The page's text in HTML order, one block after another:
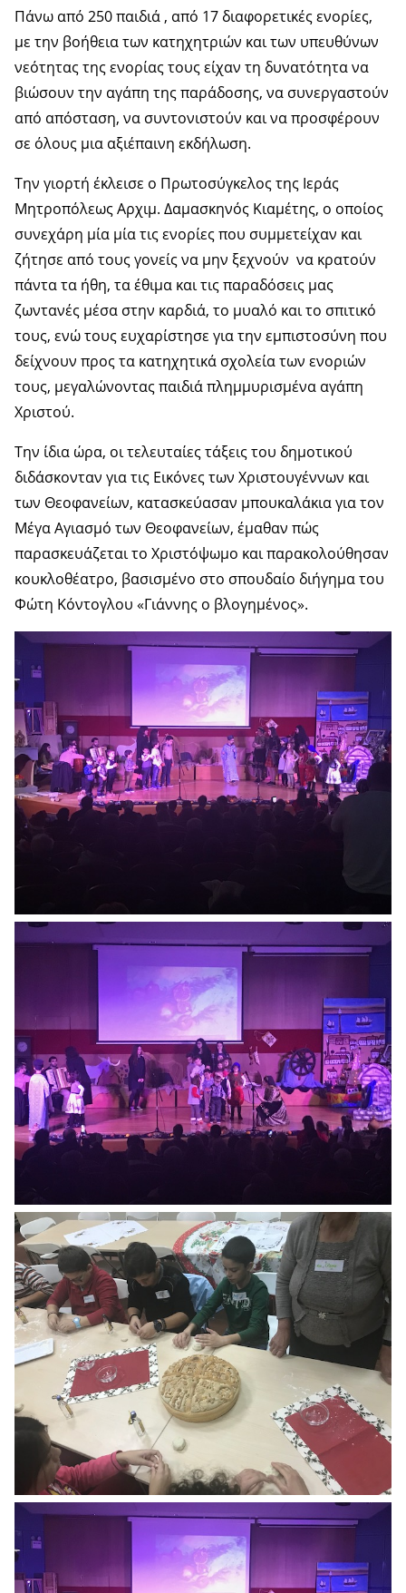
Πάνω από 250 παιδιά , από 17 διαφορετικές ενορίες,
με την βοήθεια των κατηχητριών και των υπευθύνων
νεότητας της ενορίας τους είχαν τη δυνατότητα να
βιώσουν την αγάπη της παράδοσης, να συνεργαστούν
από απόσταση, να συντονιστούν και να προσφέρουν
σε όλους μια αξιέπαινη εκδήλωση.
Την γιορτή έκλεισε ο Πρωτοσύγκελος της Ιεράς
Μητροπόλεως Αρχιμ. Δαμασκηνός Κιαμέτης, ο οποίος
συνεχάρη μία μία τις ενορίες που συμμετείχαν και
ζήτησε από τους γονείς να μην ξεχνούν να κρατούν
πάντα τα ήθη, τα έθιμα και τις παραδόσεις μας
ζωντανές μέσα στην καρδιά, το μυαλό και το σπιτικό
τους, ενώ τους ευχαρίστησε για την εμπιστοσύνη που
δείχνουν προς τα κατηχητικά σχολεία των ενοριών
τους, μεγαλώνοντας παιδιά πλημμυρισμένα αγάπη
Χριστού.
Την ίδια ώρα, οι τελευταίες τάξεις του δημοτικού
διδάσκονταν για τις Εικόνες των Χριστουγέννων και
των Θεοφανείων, κατασκεύασαν μπουκαλάκια για τον
Μέγα Αγιασμό των Θεοφανείων, έμαθαν πώς
παρασκευάζεται το Χριστόψωμο και παρακολούθησαν
κουκλοθέατρο, βασισμένο στο σπουδαίο διήγημα του
Φώτη Κόντογλου «Γιάννης ο βλογημένος».